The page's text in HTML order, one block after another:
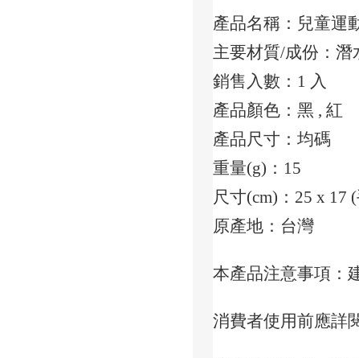
產品名稱：兒童運
主要材質/成份：潛
銷售入數：1 入
產品顏色：黑 , 紅
產品尺寸：均碼
重量(g)：15
尺寸(cm)：25 x 17
原產地：台灣
本產品注意事項：
消費者使用前應詳